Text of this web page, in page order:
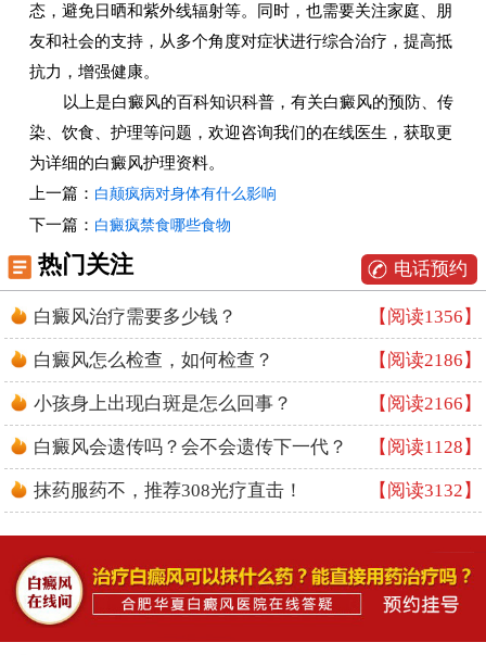
态，避免日晒和紫外线辐射等。同时，也需要关注家庭、朋
友和社会的支持，从多个角度对症状进行综合治疗，提高抵
抗力，增强健康。
以上是白癜风的百科知识科普，有关白癜风的预防、传
染、饮食、护理等问题，欢迎咨询我们的在线医生，获取更
为详细的白癜风护理资料。
上一篇： 白颠疯病对身体有什么影响
下一篇： 白癜疯禁食哪些食物
热门关注 电话预约
白癜风治疗需要多少钱？ 【阅读1356】
白癜风怎么检查，如何检查？ 【阅读2186】
小孩身上出现白斑是怎么回事？ 【阅读2166】
白癜风会遗传吗？会不会遗传下一代？ 【阅读1128】
抹药服药不，推荐308光疗直击！ 【阅读3132】